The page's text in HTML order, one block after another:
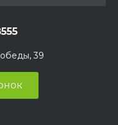
39